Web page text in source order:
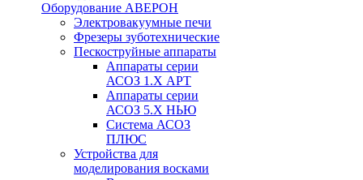
Оборудование АВЕРОН
Электровакуумные печи
Фрезеры зуботехнические
Пескоструйные аппараты
Аппараты серии
АСОЗ 1.Х АРТ
Аппараты серии
АСОЗ 5.Х НЬЮ
Система АСОЗ
ПЛЮС
Устройства для
моделирования восками